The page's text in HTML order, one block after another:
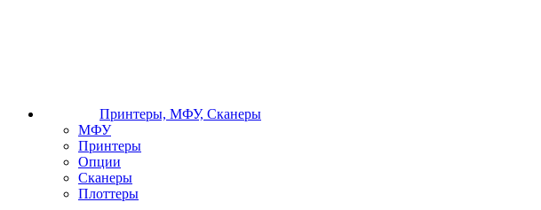
Принтеры, МФУ, Сканеры
МФУ
Принтеры
Опции
Сканеры
Плоттеры